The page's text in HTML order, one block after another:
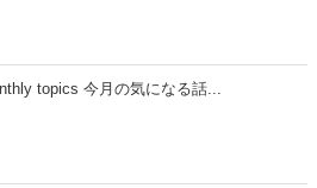
topics 今月の気になる話...